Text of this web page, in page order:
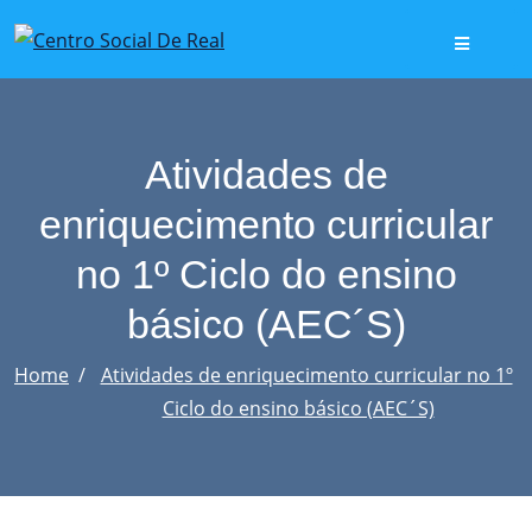
to
content
Atividades de
enriquecimento curricular
no 1º Ciclo do ensino
básico (AEC´S)
Home
Atividades de enriquecimento curricular no 1º
Ciclo do ensino básico (AEC´S)